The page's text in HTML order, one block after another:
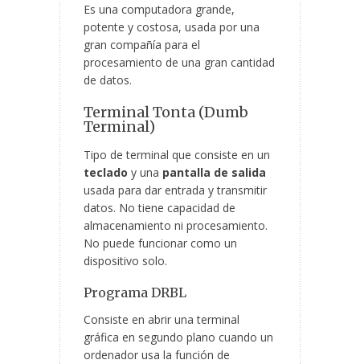
Es una computadora grande,
potente y costosa, usada por una
gran compañía para el
procesamiento de una gran cantidad
de datos.
Terminal Tonta (Dumb
Terminal)
Tipo de terminal que consiste en un
teclado y una pantalla de salida
usada para dar entrada y transmitir
datos. No tiene capacidad de
almacenamiento ni procesamiento.
No puede funcionar como un
dispositivo solo.
Programa DRBL
Consiste en abrir una terminal
gráfica en segundo plano cuando un
ordenador usa la función de